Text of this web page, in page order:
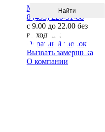
Меню
8 (495) 220-51-88
с 9.00 до 22.00 без
выходных
Обратный звонок
Вызвать замерщика
О компании